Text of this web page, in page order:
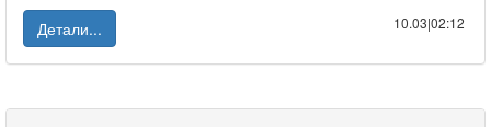
Детали...
10.03|02:12